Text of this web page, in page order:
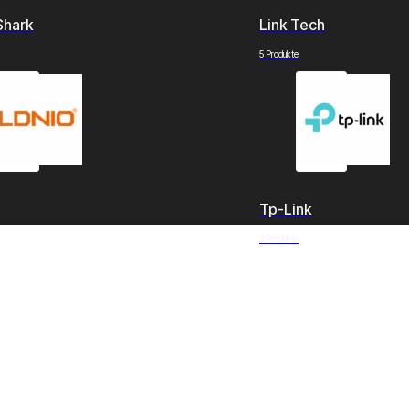
Link Tech
5 Produkte
Tp-Link